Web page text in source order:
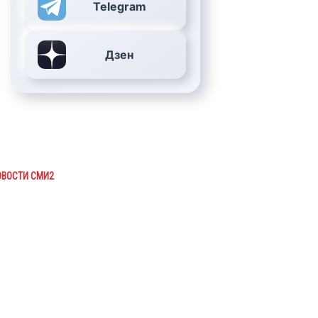
Telegram
Дзен
СМИ2